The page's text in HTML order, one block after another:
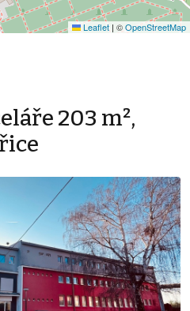
Leaflet | ©OpenStreetMap
203 m²,